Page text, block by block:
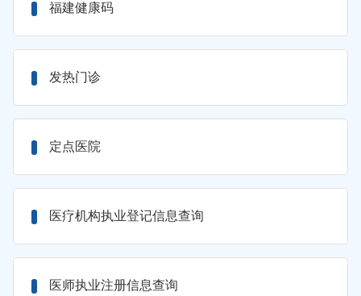
福建健康码
发热门诊
定点医院
医疗机构执业登记信息查询
医师执业注册信息查询